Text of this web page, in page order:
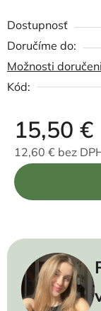
Dostupnosť
Možnosti
Kód:
15,50 €
12,60 € bez
Jednotková cena: